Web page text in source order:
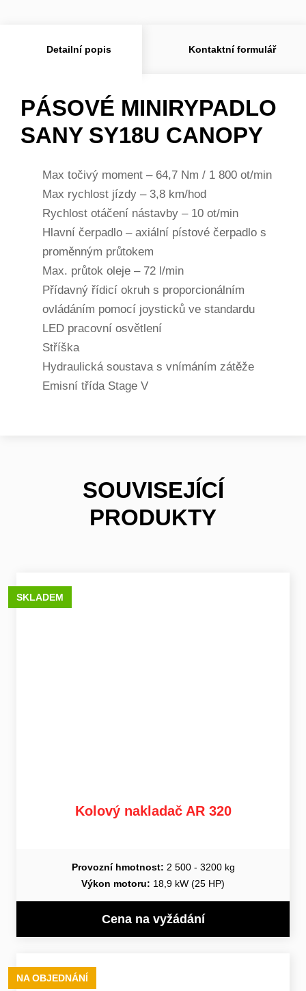
Detailní popis Kontaktní formulář
PÁSOVÉ MINIRYPADLO
SANY SY18U CANOPY
Max točivý moment – 64,7 Nm / 1 800 ot/min
Max rychlost jízdy – 3,8 km/hod
Rychlost otáčení nástavby – 10 ot/min
Hlavní čerpadlo – axiální pístové čerpadlo s
proměnným průtokem
Max. průtok oleje – 72 l/min
Přídavný řídicí okruh s proporcionálním
ovládáním pomocí joysticků ve standardu
LED pracovní osvětlení
Stříška
Hydraulická soustava s vnímáním zátěže
Emisní třída Stage V
SOUVISEJÍCÍ
PRODUKTY
SKLADEM
Kolový nakladač AR 320
Provozní hmotnost: 2 500 - 3200 kg
Výkon motoru: 18,9 kW (25 HP)
Cena na vyžádání
NA OBJEDNÁNÍ